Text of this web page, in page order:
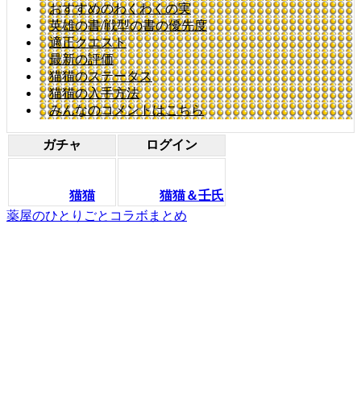
おすすめのわくわくの実
英雄の書/戦型の書の優先度
適正クエスト
最新の評価
猫猫のステータス
猫猫の入手方法
みんなのコメントはこちら
ガチャ ログイン
猫猫
猫猫＆壬氏
薬屋のひとりごとコラボまとめ